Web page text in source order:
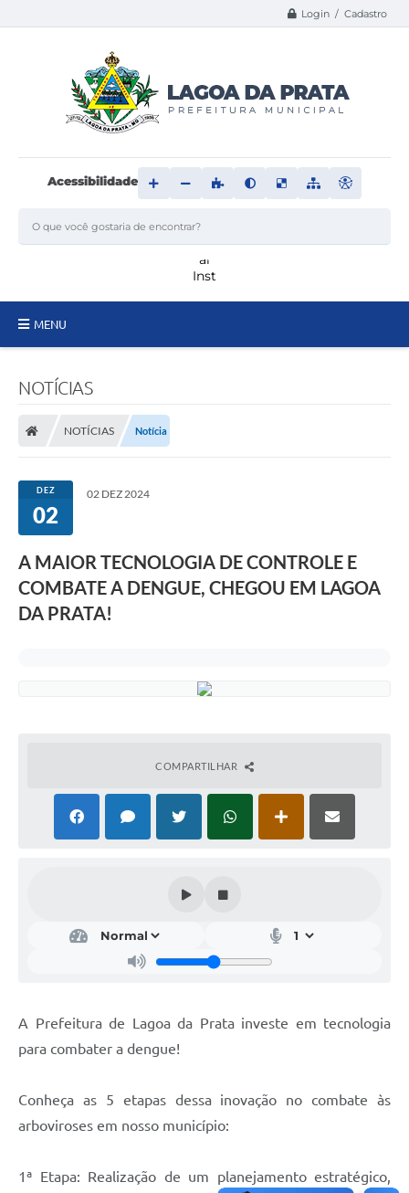
Login / Cadastro
Acessibilidade
MENU
Carta de Serviços
Ouvidoria
IPTU, ALVARÁ, ISS E OUTROS SERVIÇOS
Livro Eletrônico
A Prefeitura
Sala Mineira do Empreendedor
Notícias
Legislação
NOTÍCIAS
NOTÍCIAS Notícia
DEZ
02
02 DEZ 2024
A MAIOR TECNOLOGIA DE CONTROLE E
COMBATE A DENGUE, CHEGOU EM LAGOA
DA PRATA!
COMPARTILHAR
A Prefeitura de Lagoa da Prata investe em tecnologia
para combater a dengue!
Conheça as 5 etapas dessa inovação no combate às
arboviroses em nosso município:
1ª Etapa: Realização de um planejamento estratégico,